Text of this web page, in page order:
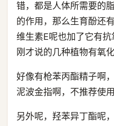
错，都是人体所需要的
的作用，那么生育酚还
维生素E呢也加了它有
刚才说的几种植物有氧化
好像有枪苯丙酯精子啊
泥波金指啊，不推荐使用
另外呢，羟苯异丁酯呢